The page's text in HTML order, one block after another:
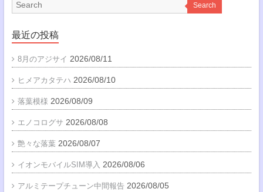
Search
最近の投稿
8月のアジサイ 2026/08/11
ヒメアカタテハ 2026/08/10
落葉模様 2026/08/09
エノコログサ 2026/08/08
艶々な落葉 2026/08/07
イオンモバイルSIM導入 2026/08/06
アルミテープチューン中間報告 2026/08/05